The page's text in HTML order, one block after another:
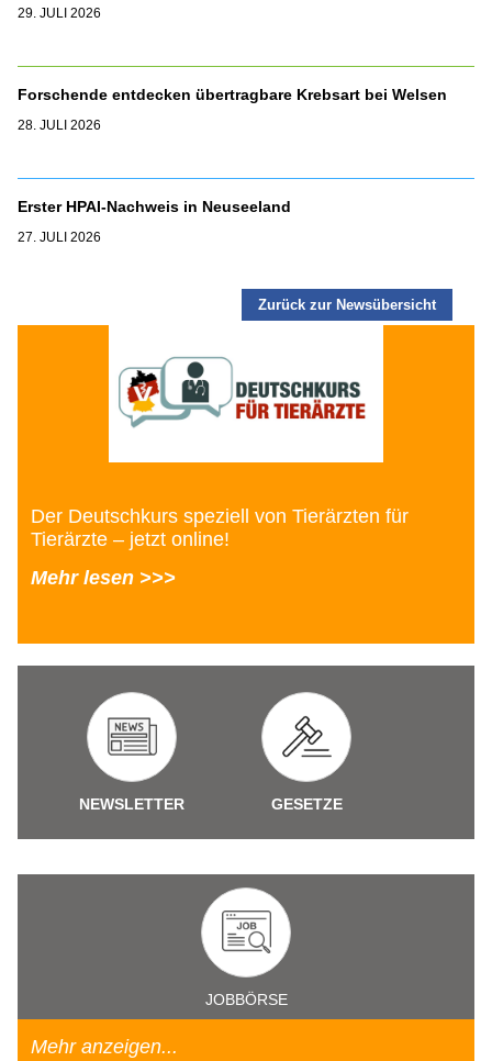
29. JULI 2026
Forschende entdecken übertragbare Krebsart bei Welsen
28. JULI 2026
Erster HPAI-Nachweis in Neuseeland
27. JULI 2026
Zurück zur Newsübersicht
Der Deutschkurs speziell von Tierärzten für
Tierärzte – jetzt online!
Mehr lesen >>>
NEWSLETTER GESETZE
JOBBÖRSE
Mehr anzeigen...